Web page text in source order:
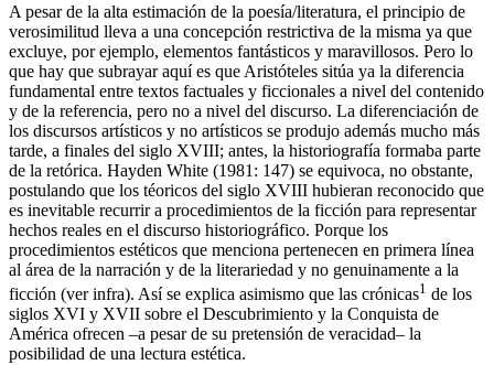
A pesar de la alta estimación de la poesía/literatura, el principio de
verosimilitud lleva a una concepción restrictiva de la misma ya que
excluye, por ejemplo, elementos fantásticos y maravillosos. Pero lo
que hay que subrayar aquí es que Aristóteles sitúa ya la diferencia
fundamental entre textos factuales y ficcionales a nivel del contenido
y de la referencia, pero no a nivel del discurso. La diferenciación de
los discursos artísticos y no artísticos se produjo además mucho más
tarde, a finales del siglo XVIII; antes, la historiografía formaba parte
de la retórica. Hayden White (1981: 147) se equivoca, no obstante,
postulando que los téoricos del siglo XVIII hubieran reconocido que
es inevitable recurrir a procedimientos de la ficción para representar
hechos reales en el discurso historiográfico. Porque los
procedimientos estéticos que menciona pertenecen en primera línea
al área de la narración y de la literariedad y no genuinamente a la
ficción (ver infra). Así se explica asimismo que las crónicas1 de los
siglos XVI y XVII sobre el Descubrimiento y la Conquista de
América ofrecen –a pesar de su pretensión de veracidad– la
posibilidad de una lectura estética.